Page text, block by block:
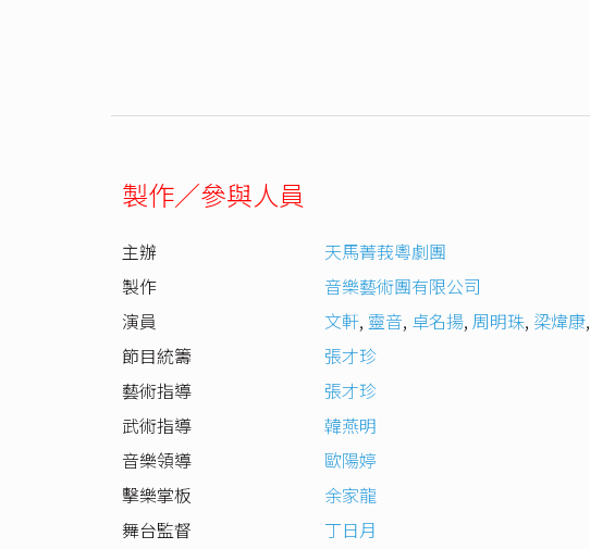
製作／參與人員
主辦
天馬菁莪粵劇團
製作
音樂藝術團有限公司
演員
文軒, 靈音, 卓名揚, 周明珠, 梁煒康,
節目統籌
張才珍
藝術指導
張才珍
武術指導
韓燕明
音樂領導
歐陽婷
擊樂掌板
余家龍
舞台監督
丁日月